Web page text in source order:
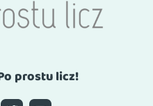
prostu licz!